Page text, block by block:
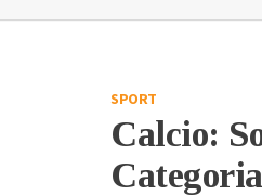
SPORT
Calcio: